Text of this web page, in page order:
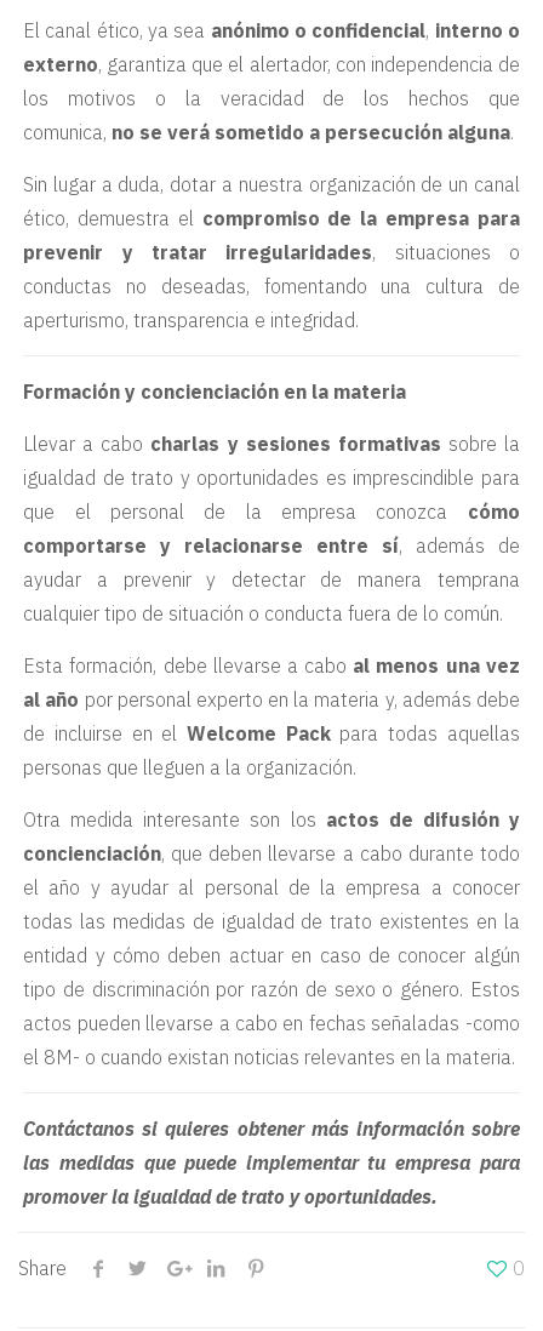
El canal ético, ya sea anónimo o confidencial, interno o
externo, garantiza que el alertador, con independencia de
los motivos o la veracidad de los hechos que
comunica, no se verá sometido a persecución alguna.
Sin lugar a duda, dotar a nuestra organización de un canal
ético, demuestra elcompromiso de la empresa para
prevenir y tratar irregularidades, situaciones o
conductas no deseadas, fomentando una cultura de
aperturismo, transparencia e integridad.
Formación y concienciación en la materia
Llevar a cabo charlas y sesiones formativas sobre la
igualdad de trato y oportunidades es imprescindible para
que el personal de la empresa conozca cómo
comportarse y relacionarse entre sí, además de
ayudar a prevenir y detectar de manera temprana
cualquier tipo de situación o conducta fuera de lo común.
Esta formación, debe llevarse a cabo al menos una vez
al año por personal experto en la materia y, además debe
de incluirse en el Welcome Packpara todas aquellas
personas que lleguen a la organización.
Otra medida interesante son los actos de difusión y
concienciación, que deben llevarse a cabo durante todo
el año y ayudar al personal de la empresa a conocer
todas las medidas de igualdad de trato existentes en la
entidad y cómo deben actuar en caso de conocer algún
tipo de discriminación por razón de sexo o género. Estos
actos pueden llevarse a cabo en fechas señaladas -como
el 8M- o cuando existan noticias relevantes en la materia.
Contáctanos si quieres obtener más información sobre
las medidas que puede implementar tu empresa para
promover la igualdad de trato y oportunidades.
Share 0